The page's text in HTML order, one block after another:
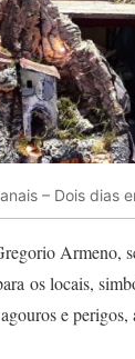
– Dois dias
Armeno,
os locais,
e